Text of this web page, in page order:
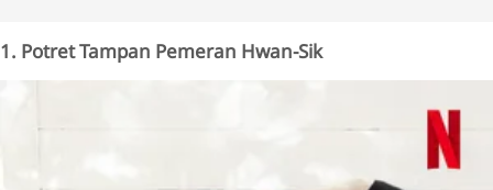
1. Potret Tampan Pemeran Hwan-Sik